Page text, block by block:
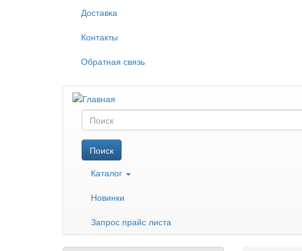
Доставка
Контакты
Обратная связь
Поиск
Поиск
Каталог
Новинки
Запрос прайс листа